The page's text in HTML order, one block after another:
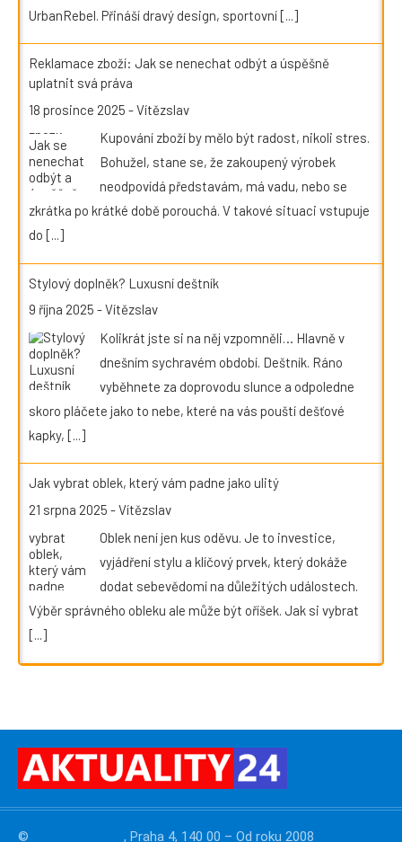
UrbanRebel. Přináší dravý design, sportovní[...]
Reklamace zboží: Jak se nenechat odbýt a úspěšně
uplatnit svá práva
18 prosince 2025 -Vítězslav
Kupování zboží by mělo být radost, nikoli stres.
Bohužel, stane se, že zakoupený výrobek
neodpovídá představám, má vadu, nebo se
zkrátka po krátké době porouchá. V takové situaci vstupuje
do [...]
Stylový doplněk? Luxusní deštník
9 října 2025 -Vítězslav
Kolikrát jste si na něj vzpomněli… Hlavně v
dnešním sychravém období. Deštník. Ráno
vyběhnete za doprovodu slunce a odpoledne
skoro pláčete jako to nebe, které na vás pouští dešťové
kapky, [...]
Jak vybrat oblek, který vám padne jako ulitý
21 srpna 2025 -Vítězslav
Oblek není jen kus oděvu. Je to investice,
vyjádření stylu a klíčový prvek, který dokáže
dodat sebevědomí na důležitých událostech.
Výběr správného obleku ale může být oříšek. Jak si vybrat
[...]
© , Praha 4, 140 00 – Od roku 2008